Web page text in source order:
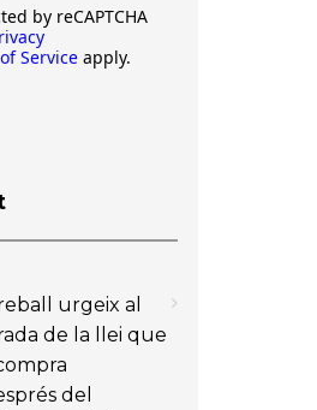
by reCAPTCHA
Service apply.
urgeix al
de la llei que
del